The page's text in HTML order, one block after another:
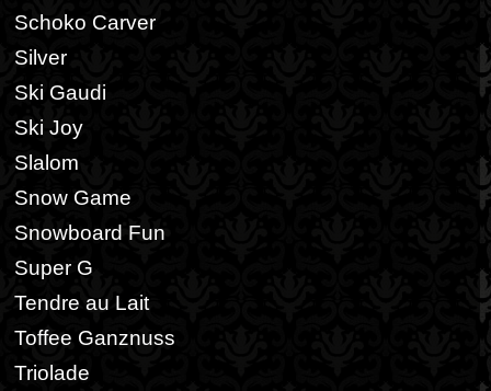
Schoko Carver
Silver
Ski Gaudi
Ski Joy
Slalom
Snow Game
Snowboard Fun
Super G
Tendre au Lait
Toffee Ganznuss
Triolade